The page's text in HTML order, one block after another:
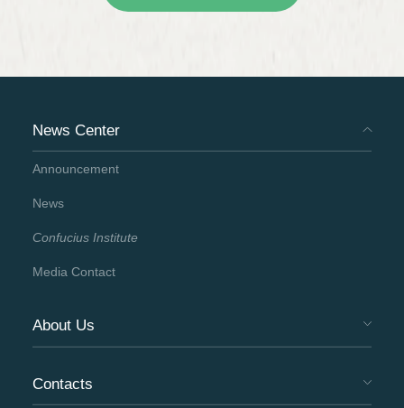
News Center
Announcement
News
Confucius Institute
Media Contact
About Us
Contacts